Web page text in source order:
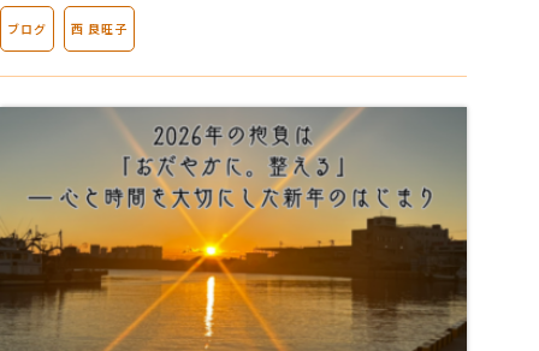
ブログ 西 良旺子